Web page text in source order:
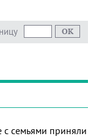
с семьями приняли